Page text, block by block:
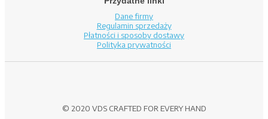
Dane firmy
Regulamin sprzedaży
Płatności i sposoby dostawy
Polityka prywatności
© 2020 VDS CRAFTED FOR EVERY HAND